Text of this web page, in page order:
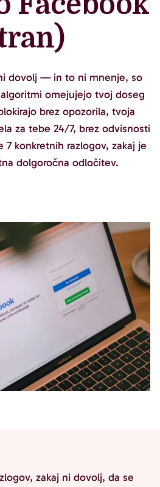
dovolj — in to ni mnenje, so
omejujejo tvoj doseg
brez opozorila, tvoja
za tebe 24/7, brez odvisnosti
7 konkretnih razlogov, zakaj je
dolgoročna odločitev.
zakaj ni dovolj, da se